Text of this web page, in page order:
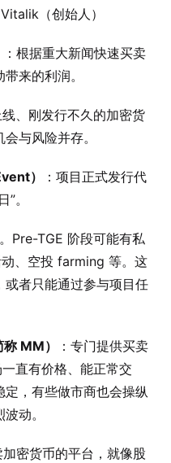
（创始人）
：根据重大新闻快速买卖
来的利润。
线、刚发行不久的加密货
与风险并存。
）
：项目正式发行代
。
Pre-TGE 阶段可能有私
、空投 farming 等。这
者只能通过参与项目任
MM）
：专门提供买卖
直有价格、能正常交
，有些做市商也会操纵
动。
加密货币的平台，就像股